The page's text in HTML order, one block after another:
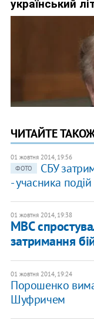
ЧИТАЙТЕ
01 жовтня 2014, 19:56
ФОТО
СБУ
- учасника
01 жовтня 2014, 19:38
МВС
затримання
01 жовтня 2014, 19:24
Порошенко
Шуфричем